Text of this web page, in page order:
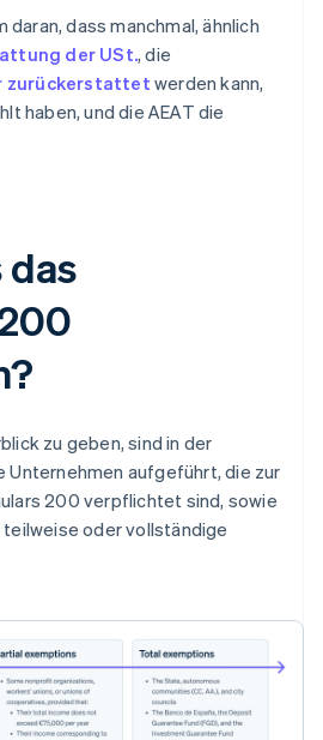
daran, dass manchmal, ähnlich
der USt., die
zurückerstattet werden kann,
haben, und die AEAT die
das
zu geben, sind in der
Unternehmen aufgeführt, die zur
200 verpflichtet sind, sowie
oder vollständige